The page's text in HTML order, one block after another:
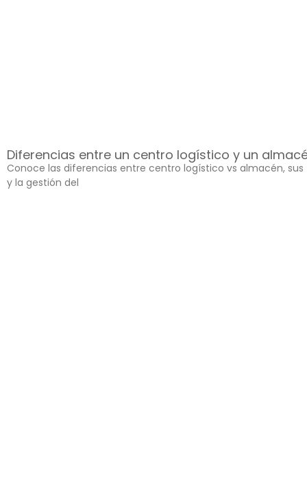
Diferencias entre un centro logístico y un
Conoce las diferencias entre centro logístico vs almacén,
y la gestión del